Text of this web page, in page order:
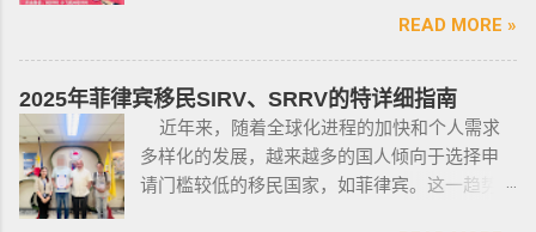
小型枪械，原因是他们的职业“岌岌可危”。 只有
处于实际的威胁之下，或者由于职业丶专业或
商业性质而处于危险之中的人，才会被认定为
有资格申请。 由于经商需要，存在较高风险成
为犯罪分子目标的商人，也可以申请携带许可
证。 据悉，这些行业的人们必须通过药物和心
请主动告知咨询项目，菲律宾MAKATI 实体公
什么是遣返令VDO（Voluntary Deportation
Order） 一般都是非法行为导致被遣返，情节比
较严重。例如19-20年，很多客户是非法用落地
签转旅游签。 一般遣返客户都会成为“菲律宾不
律宾就可以买一辆代步车，所以此贴仅供预算
有限的新人提供参考，大神勿喷。 废话不多
说，菲律宾买车的时候最好选择本地人开的车
行，年限4年内的最好，一般没啥通病，最好自
己去网上搜索，二手车网站也可以，原因我就
不详细说明了，中国人卖的车很多调表 很多有
暗伤才卖； 找到你心爱的车的时候千万不要着
READ MORE »
2025年菲律宾移民SIRV、SRRV的特详细指南
近年来，随着全球化进程的加快和个人需求
多样化的发展，越来越多的国人倾向于选择申
请门槛较低的移民国家，如菲律宾。这一趋势